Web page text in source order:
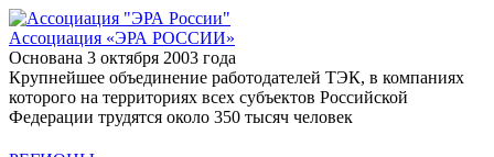
Ассоциация «ЭРА РОССИИ»
Основана 3 октября 2003 года
Крупнейшее объединение работодателей ТЭК, в компаниях
которого на территориях всех субъектов Российской
Федерации трудятся около 350 тысяч человек